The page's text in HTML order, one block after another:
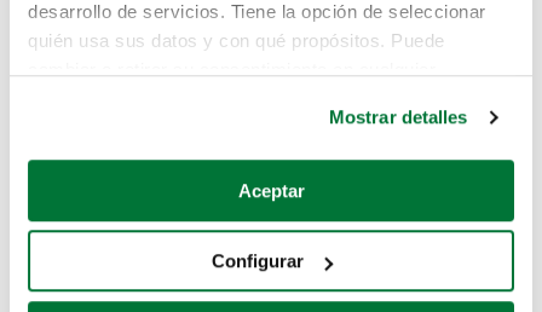
desarrollo de servicios. Tiene la opción de seleccionar
quién usa sus datos y con qué propósitos. Puede
Si lo permite, también quisiéramos:
Recopilar información sobre su ubicación geográfica
Identificar su dispositivo analizándolo activamente
para buscar características específicas (huellas
Mostrar detalles
Aceptar
Configurar
Pero puedes encontrar el coche que estás
buscando en alguno de estos enlaces:
Coches de segunda mano
Coches de km0